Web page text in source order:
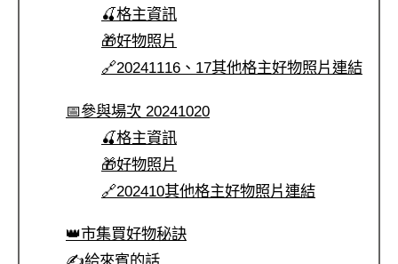
🍒格主資訊
🎁好物照片
🔗20241116、17其他格主好物照片連結
📅參與場次 20241020
🍒格主資訊
🎁好物照片
🔗202410其他格主好物照片連結
👑市集買好物秘訣